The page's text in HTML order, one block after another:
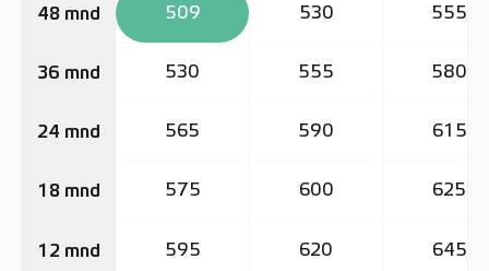
48 mnd
36 mnd
24 mnd
18 mnd
12 mnd
509 530 555
530 555 580
565 590 615
575 600 625
595 620 645